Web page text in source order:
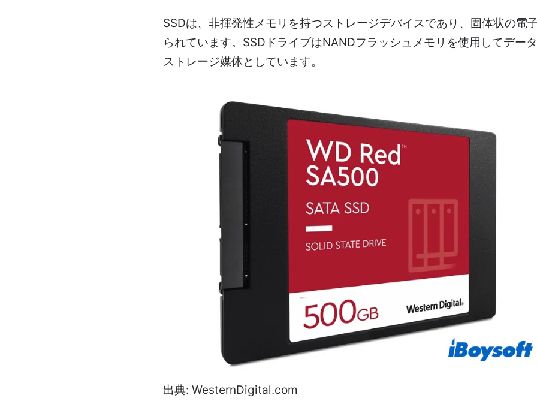
SSDは、非揮発性メモリを持つストレージデバイスであり、固体状の電
られています。SSDドライブはNANDフラッシュメモリを使用してデー
ストレージ媒体としています。
出典: WesternDigital.com